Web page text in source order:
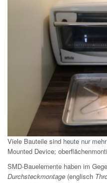
Viele Bauteile sind heute nur
Mounted Device;
SMD-Bauelemente haben im
Durchsteckmontage (englisch